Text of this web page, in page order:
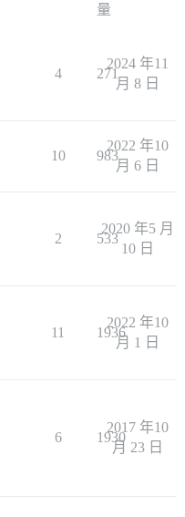
量
4 271
2024 年11
月 8 日
10 983
2022 年10
月 6 日
2 533
2020 年5 月
10 日
11 1936
2022 年10
月 1 日
6 1930
2017 年10
月 23 日